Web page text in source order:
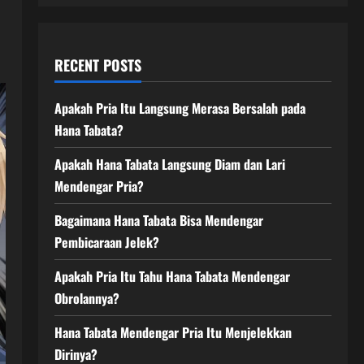
RECENT POSTS
Apakah Pria Itu Langsung Merasa Bersalah pada
Hana Tabata?
Apakah Hana Tabata Langsung Diam dan Lari
Mendengar Pria?
Bagaimana Hana Tabata Bisa Mendengar
Pembicaraan Jelek?
Apakah Pria Itu Tahu Hana Tabata Mendengar
Obrolannya?
Hana Tabata Mendengar Pria Itu Menjelekkan
Dirinya?